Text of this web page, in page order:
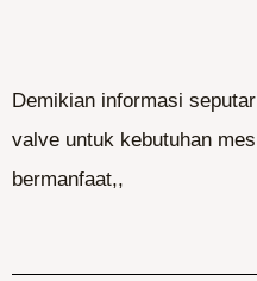
Demikian informasi
valve untuk kebutuhan
bermanfaat,,